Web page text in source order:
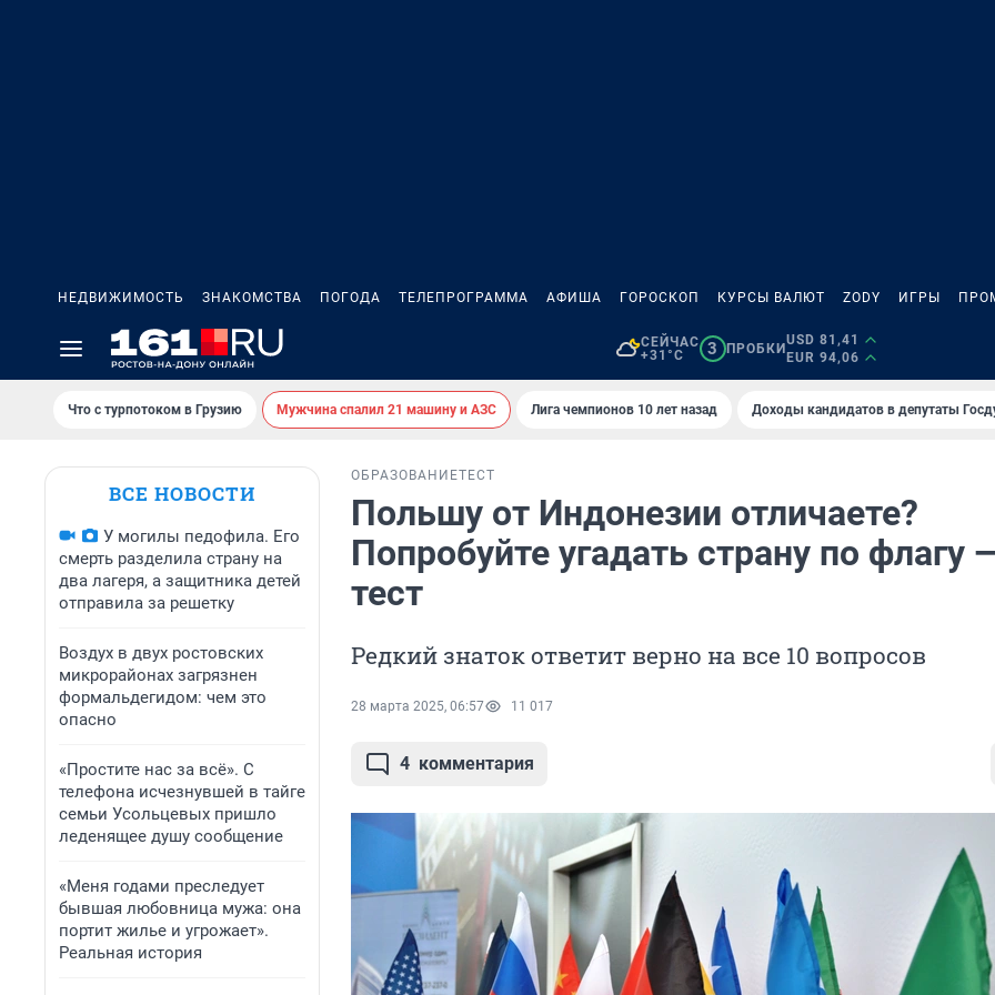
НЕДВИЖИМОСТЬ ЗНАКОМСТВА ПОГОДА ТЕЛЕПРОГРАММА АФИША ГОРОСКОП КУРСЫ ВАЛЮТ ZODY ИГРЫ
СЕЙЧАС
+31°C
3 ПРОБКИ
USD 81,41
EUR 94,06
Что с турпотоком в Грузию Мужчина спалил 21 машину и АЗС Лига чемпионов 10 лет назад Доходы кандидатов в депутаты
ВСЕ НОВОСТИ
У могилы педофила. Его
смерть разделила страну на
два лагеря, а защитника детей
отправила за решетку
Воздух в двух ростовских
микрорайонах загрязнен
формальдегидом: чем это
опасно
«Простите нас за всё». С
телефона исчезнувшей в тайге
семьи Усольцевых пришло
леденящее душу сообщение
«Меня годами преследует
бывшая любовница мужа: она
портит жилье и угрожает».
Реальная история
ОБРАЗОВАНИЕТЕСТ
Польшу от Индонезии отличаете?
Попробуйте угадать страну по флагу
тест
Редкий знаток ответит верно на все 10 вопросов
28 марта 2025, 06:57 11 017
4 комментария